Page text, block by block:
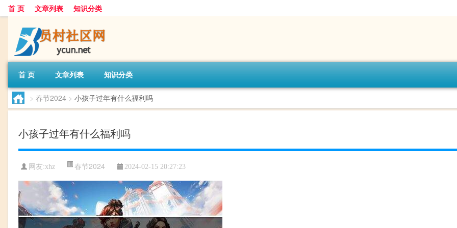
首 页 文章列表 知识分类
首 页 文章列表 知识分类
> 春节2024 > 小孩子过年有什么福利吗
小孩子过年有什么福利吗
网友:xhz 春节2024 2024-02-15 20:27:23